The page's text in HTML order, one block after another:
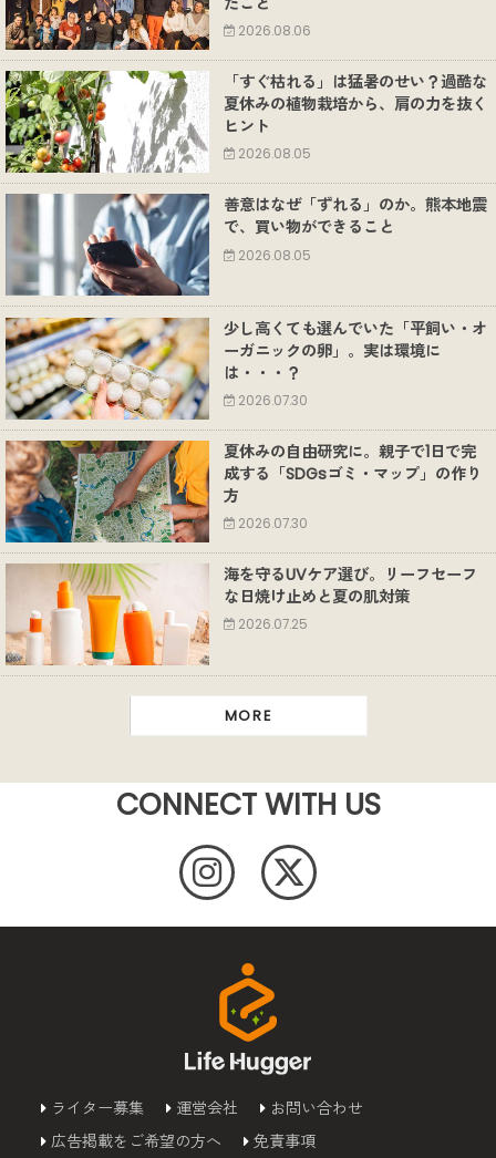
2026.08.06
「すぐ枯れる」は猛暑のせい？過酷な
夏休みの植物栽培から、肩の力を抜く
ヒント
2026.08.05
善意はなぜ「ずれる」のか。熊本地震
で、買い物ができること
2026.08.05
少し高くても選んでいた「平飼い・オ
ーガニックの卵」。実は環境に
は・・・？
2026.07.30
夏休みの自由研究に。親子で1日で完
成する「SDGsゴミ・マップ」の作り
方
2026.07.30
海を守るUVケア選び。リーフセーフ
な日焼け止めと夏の肌対策
2026.07.25
MORE
CONNECT WITH US
ライター募集 運営会社
お問い合わせ
広告掲載をご希望の方へ
免責事項